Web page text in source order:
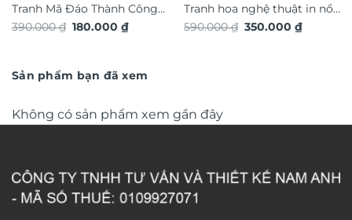
Tranh Mã Đáo Thành Công
TG4924S
390.000₫ Giá
180.000₫Giá
Tranh hoa nghệ thuật in nổi
3D hiệu ứng dát vàng
590.000₫ Giá
350.000₫Giá
Sản phẩm bạn đã xem
Không có sản phẩm xem gần đây